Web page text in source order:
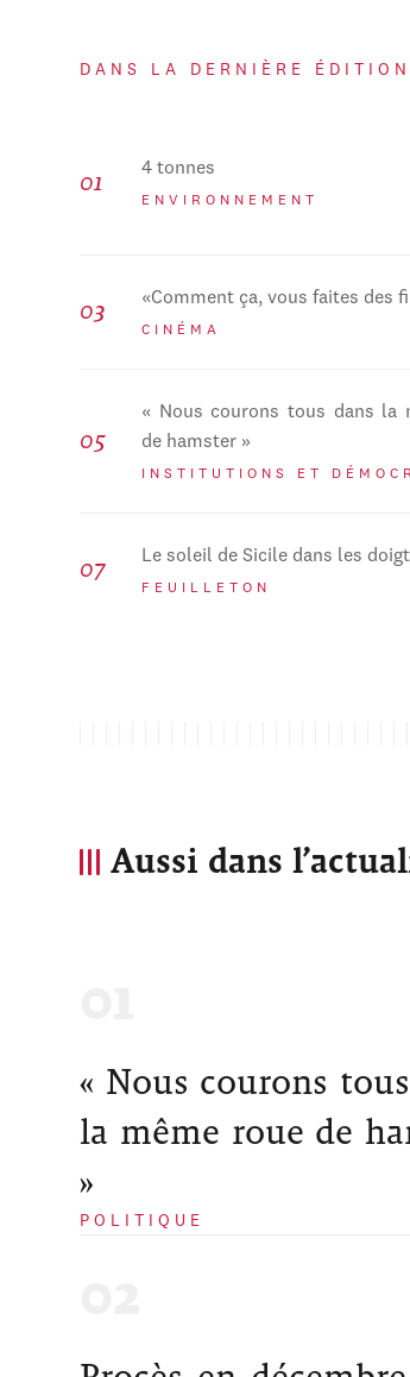
DANS LA DERNIÈRE ÉDITION
4 tonnes
ENVIRONNEMENT
«Comment ça, vous faites des
CINÉMA
« Nous courons tous dans la
de hamster »
INSTITUTIONS ET
Le soleil de Sicile dans les
FEUILLETON
Aussi dans
« Nous courons
la même roue de
»
POLITIQUE